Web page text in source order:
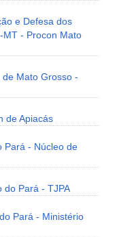
e Defesa dos
MT - Procon Mato
Mato Grosso -
de Apiacás
Pará - Núcleo de
do Pará - TJPA
Pará - Ministério